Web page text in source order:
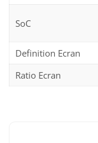
SoC
Definition Ecran
Ratio Ecran